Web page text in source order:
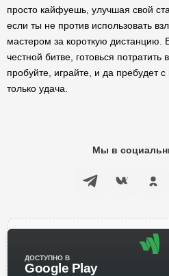
просто кайфуешь, улучшая свой
если ты не против использовать
мастером за короткую дистанцию.
честной битве, готовься
пробуйте, играйте, и да пребудет
только удача.
Мы в
ДОСТУПНО В
Google Play